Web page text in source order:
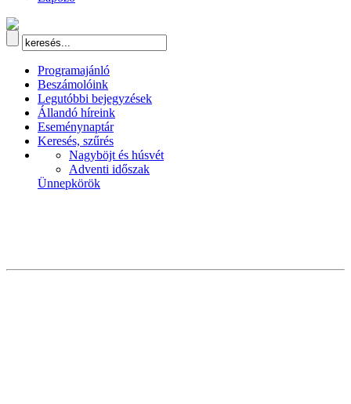
Programajánló
Beszámolóink
Legutóbbi bejegyzések
Állandó híreink
Eseménynaptár
Keresés, szűrés
Nagyböjt és húsvét
Adventi időszak
Ünnepkörök